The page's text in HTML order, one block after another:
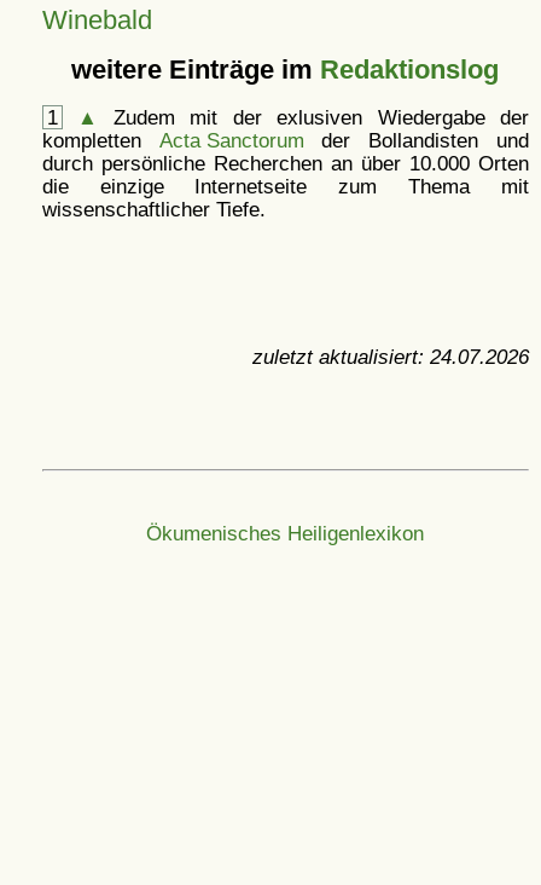
Winebald
weitere Einträge im Redaktionslog
1 ▲
Zudem mit der exlusiven Wiedergabe der
kompletten Acta Sanctorum der Bollandisten und
durch persönliche Recherchen an über 10.000 Orten
die einzige Internetseite zum Thema mit
wissenschaftlicher Tiefe.
zuletzt aktualisiert: 24.07.2026
Ökumenisches Heiligenlexikon